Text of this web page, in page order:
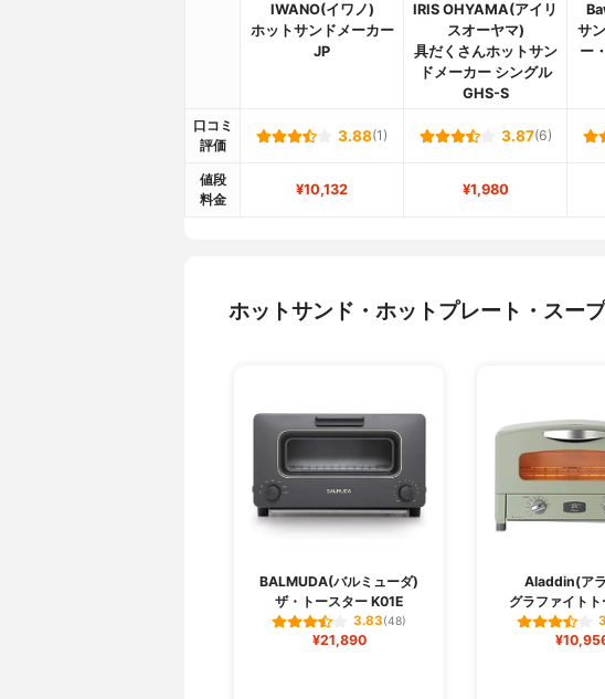
IWANO(イワノ)
ホットサンドメーカー
JP
IRIS OHYAMA(アイリ
スオーヤマ)
具だくさんホットサン
ドメーカー シングル
GHS-S
サ
ー
口コミ
評価
3.88(1) 3.87(6)
値段
料金
¥10,132 ¥1,980
ホットサンド・ホットプレート・スー
BALMUDA(バルミューダ)
ザ・トースター K01E
3.83(48)
¥21,890
Aladdin(ア
グラファイト